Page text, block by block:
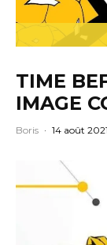
TIME
IMAGE
Boris · 14 août 2021